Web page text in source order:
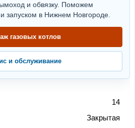
и обвязку. Поможем
запуском в Нижнем Новгороде.
газовых котлов
и обслуживание
14
Закрытая